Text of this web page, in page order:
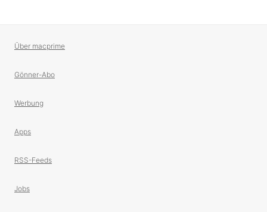
Über macprime
Gönner-Abo
Werbung
Apps
RSS-Feeds
Jobs